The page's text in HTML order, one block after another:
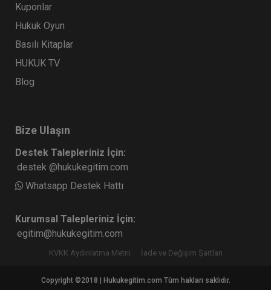
Tüketici Hukuku Enstitüsü
Kongresi - VI. Oturum Video Kaydı
360 TL
Tüketici Hukuku Enstitüsü
Kuponlar
Hukuk Oyun
Basılı Kitaplar
HUKUK TV
Blog
Bize Ulaşın
Destek Talepleriniz İçin:
destek @hukukegitim.com
Whatsapp Destek Hattı
Kurumsal Talepleriniz İçin:
egitim@hukukegitim.com
KVKK Aydınlatma Metni İade ve Değişim Şartları
Copyright ©2018 | Hukukegitim.com Tüm hakları saklıdır.